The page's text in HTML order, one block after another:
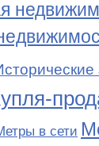
в сети